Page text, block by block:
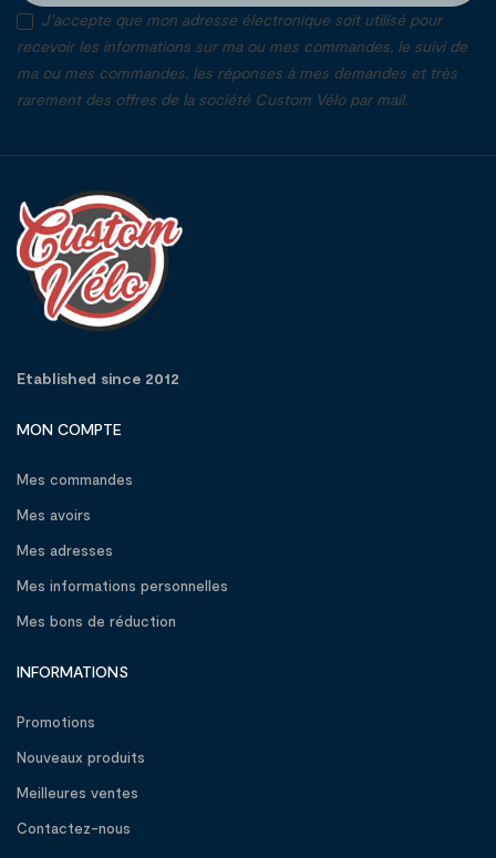
J'accepte que mon adresse électronique soit utilisé pour
recevoir les informations sur ma ou mes commandes, le suivi de
ma ou mes commandes, les réponses à mes demandes et très
rarement des offres de la société Custom Vélo par mail.
Etablished since 2012
MON COMPTE
Mes commandes
Mes avoirs
Mes adresses
Mes informations personnelles
Mes bons de réduction
INFORMATIONS
Promotions
Nouveaux produits
Meilleures ventes
Contactez-nous